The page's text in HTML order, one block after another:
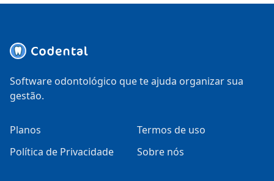
Software odontológico que te ajuda organizar sua
gestão.
Planos
Termos de uso
Política de Privacidade
Sobre nós